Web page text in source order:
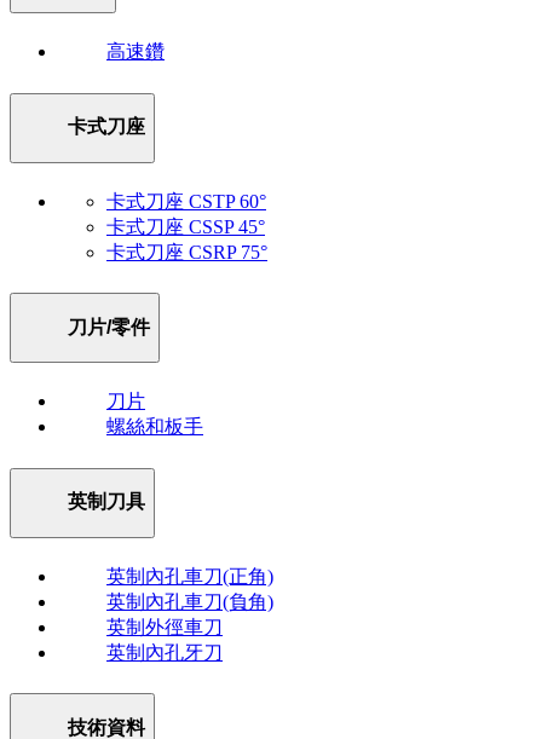
高速鑽
卡式刀座
卡式刀座 CSTP 60°
卡式刀座 CSSP 45°
卡式刀座 CSRP 75°
刀片/零件
刀片
螺絲和板手
英制刀具
英制內孔車刀(正角)
英制內孔車刀(負角)
英制外徑車刀
英制內孔牙刀
技術資料